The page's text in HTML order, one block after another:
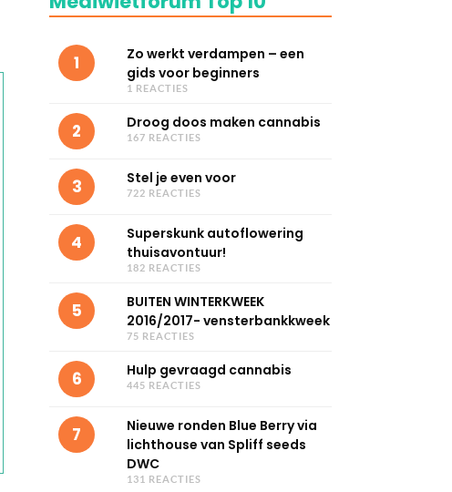
1
Zo werkt verdampen – een
gids voor beginners
1 REACTIES
2 Droog doos maken cannabis
167 REACTIES
3 Stel je even voor
722 REACTIES
4
Superskunk autoflowering
thuisavontuur!
182 REACTIES
5
BUITEN WINTERKWEEK
2016/2017- vensterbankkweek
75 REACTIES
6 Hulp gevraagd cannabis
445 REACTIES
7
Nieuwe ronden Blue Berry via
lichthouse van Spliff seeds
DWC
131 REACTIES